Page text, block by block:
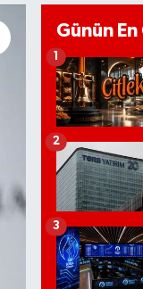
Günün
1
2
3